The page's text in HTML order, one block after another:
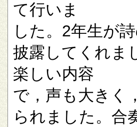
て行いま
した。2年生が
披露してくれま
楽しい内容
で，声も大きく
られました。合